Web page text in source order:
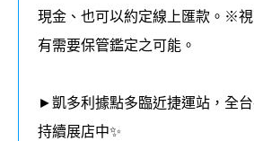
現金、也可以約定線上匯款。 ※視
有需要保管鑑定之可能。
►凱多利據點多臨近捷運站，全
持續展店中✨